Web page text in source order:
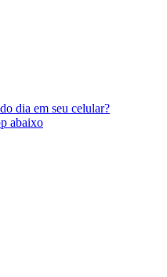
dia em seu celular?
abaixo